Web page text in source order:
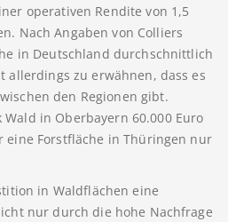
operativen Rendite von 1,5
Nach Angaben von Colliers
in Deutschland durchschnittlich
allerdings zu erwähnen, dass es
den Regionen gibt.
in Oberbayern 60.000 Euro
eine Forstfläche in Thüringen nur
in Waldflächen eine
nur durch die hohe Nachfrage